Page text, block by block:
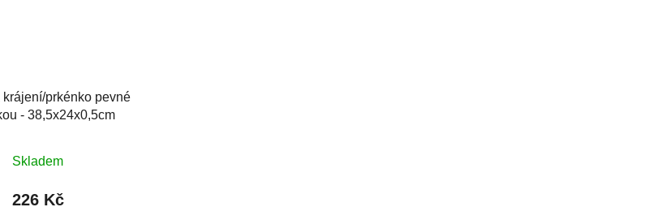
krájení/prkénko pevné
- 38,5x24x0,5cm
Skladem
226 Kč